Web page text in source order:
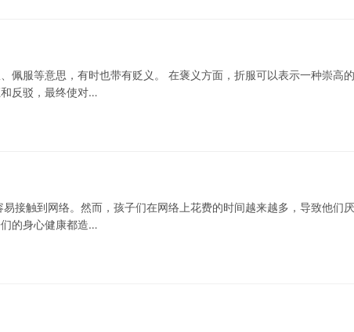
佩服等意思，有时也带有贬义。 在褒义方面，折服可以表示一种崇高的
反驳，最终使对…
接触到网络。然而，孩子们在网络上花费的时间越来越多，导致他们
的身心健康都造…